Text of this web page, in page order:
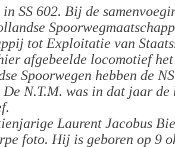
SS 602. Bij de
tot Exploitatie van
afgebeelde locomotief
Spoorwegen hebben de
De N.T.M. was in dat jaar de
Laurent Jacobus
foto. Hij is geboren op 9